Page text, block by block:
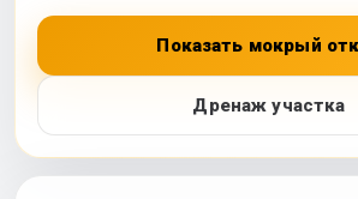
Показать мокрый
Дренаж участка